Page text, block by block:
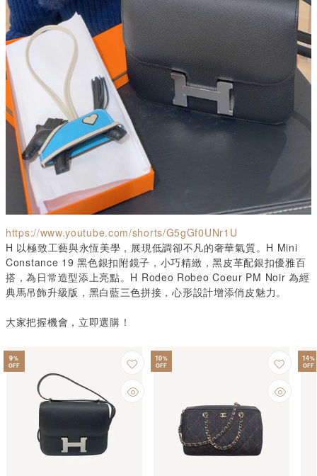
https://www.youtube.com/shorts/G5gGf0UNr1U
H 以極致工藝與永恆美學，展現低調卻不凡的奢華氣質。 H Mini
Constance 19黑色銀扣附鏡子，小巧精緻，黑皮革配銀扣優雅百
搭，為日常造型添上亮點。 H Rodeo Robeo Coeur PM Noir為經
典馬吊飾升級版，黑白藍三色拼接，心形設計增添俏皮魅力。
大家把握機會，立即選購！
9%
OFF
10%
OFF
14%
OFF